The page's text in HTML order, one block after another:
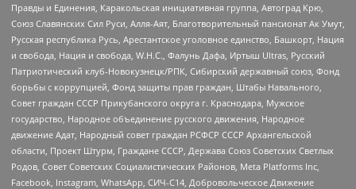
Правды и Единения, Каракольская инициативная группа, Автоград Крю,
Союз Славянских Сил Руси, Алля-Аят, Благотворительный пансионат Ак Умут,
Русская республика Русь, Арестантское уголовное единство, Башкорт, Нация
и свобода, Нация и свобода, W.H.С., Фалунь Дафа, Иртыш Ultras, Русский
Патриотический клуб-Новокузнецк/РПК, Сибирский державный союз, Фонд
борьбы с коррупцией, Фонд защиты прав граждан, Штабы Навального,
Совет граждан СССР Прикубанского округа г. Краснодара, Мужское
государство, Народное объединение русского движения, Народное
движение Адат, Народный совет граждан РСФСР СССР Архангельской
области, Проект Штурм, Граждане СССР, Держава Союз Советских Светлых
Родов, Совет Советских Социалистических Районов, Meta Platforms Inc,
Facebook, Instagram, WhatsApp, СИЧ-С14, Добровольческое Движение